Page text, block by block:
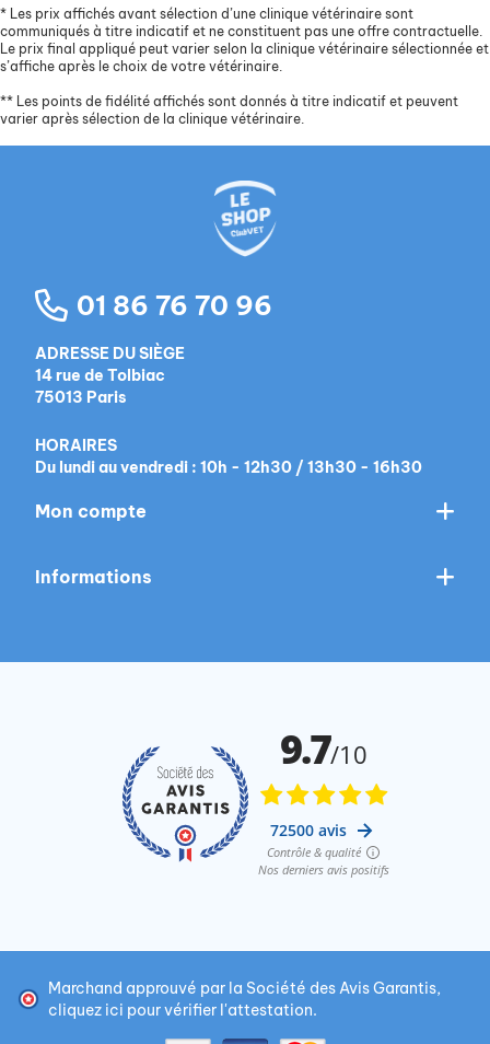
* Les prix affichés avant sélection d’une clinique vétérinaire sont
communiqués à titre indicatif et ne constituent pas une offre contractuelle.
Le prix final appliqué peut varier selon la clinique vétérinaire sélectionnée et
s’affiche après le choix de votre vétérinaire.
** Les points de fidélité affichés sont donnés à titre indicatif et peuvent
varier après sélection de la clinique vétérinaire.
01 86 76 70 96
ADRESSE DU SIÈGE
14 rue de Tolbiac
75013 Paris
HORAIRES
Du lundi au vendredi : 10h - 12h30 / 13h30 - 16h30
Mon compte
Informations
Marchand approuvé par la Société des Avis Garantis,
cliquez ici pour vérifier l'attestation.